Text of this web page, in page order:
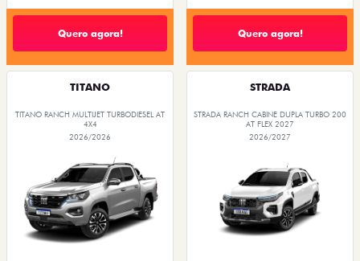
Quero agora! Quero agora!
TITANO
TITANO RANCH MULTIJET TURBODIESEL AT
4X4
2026/2026
STRADA
STRADA RANCH CABINE DUPLA TURBO 200
AT FLEX 2027
2026/2027